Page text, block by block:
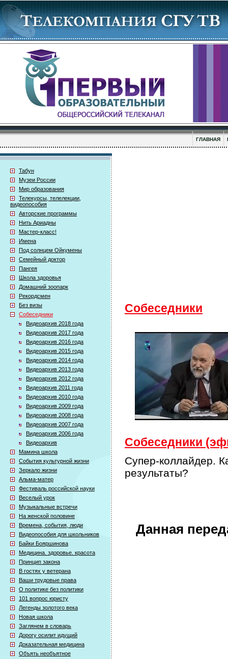
ГЛАВНАЯ
Табун
Музеи России
Мир образования
Телекурсы, телелекции,
видеопособия
Авторские программы
Нить Ариадны
Мастер-класс!
Имена
Под солнцем Ойкумены
Семейный доктор
Пангея
Школа здоровья
Домашний зоопарк
Рекордсмен
Без визы
Собеседники
Видеоархив 2018 года
Видеоархив 2017 года
Видеоархив 2016 года
Видеоархив 2015 года
Видеоархив 2014 года
Видеоархив 2013 года
Видеоархив 2012 года
Видеоархив 2011 года
Видеоархив 2010 года
Видеоархив 2009 года
Видеоархив 2008 года
Видеоархив 2007 года
Видеоархив 2006 года
Видеоархив
Мамина школа
События культурной жизни
Зеркало жизни
Альма-матер
Фестиваль российской науки
Веселый урок
Музыкальные встречи
На женской половине
Времена, события, люди
Видеопособия для школьников
Байки Бояршинова
Медицина. здоровье. красота
Принцип закона
В гостях у ветерана
Ваши трудовые права
О политике без политики
101 вопрос юристу
Легенды золотого века
Новая школа
Заглянем в словарь
Дорогу осилит идущий
Доказательная медицина
Объять необъятное
Собеседники
Собеседники
Супер-коллайдер.
результаты?
Данная